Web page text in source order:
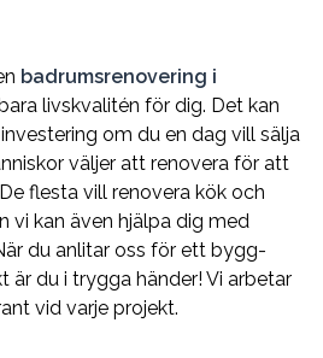
badrumsrenovering i
livskvalitén för dig. Det kan
om du en dag vill sälja
väljer att renovera för att
flesta vill renovera kök och
vi kan även hjälpa dig med
du anlitar oss för ett bygg-
är du i trygga händer! Vi arbetar
vid varje projekt.